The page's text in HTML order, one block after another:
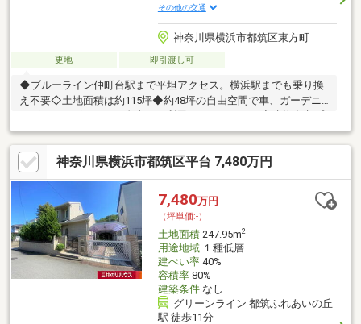
その他の交通
神奈川県横浜市都筑区東方町
更地 即引渡し可
◆ブルーライン仲町台駅まで平坦アクセス。横浜駅までも乗り換
え不要◇土地面積は約115坪◆約48坪の自由空間で車、ガーデニ
ング、ドッグランなど自由にご利用いただけます。◆建物参考プ
ランもございます。あなたの明日に寄り添う。 ～Think
your tomorrow～をVISIONとして掲げ、「お客様に寄り添える会
社でいたい」という思いが込められています。“誰よりも近い存在
で、お客様の確かな明日を描くこと”それが、私たちの“志事”です
わたしたちシティネットが“あなたの願う明日”を約束します◇
神奈川県横浜市都筑区平台 7,480万円
7,480万円
（坪単価:-）
土地面積247.95m2
用途地域１種低層
建ぺい率40%
容積率80%
建築条件なし
グリーンライン 都筑ふれあいの丘
駅 徒歩11分